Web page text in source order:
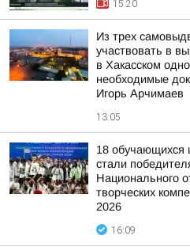
15:20
Из трех
участвовать в
в Хакасском
необходимые
Игорь Арчимаев
13:05
18 обучающихся
стали
Национального
творческих
2026
16:09